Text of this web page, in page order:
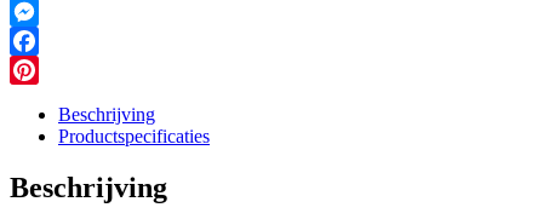
WhatsApp
Messenger
Facebook
Beschrijving
Productspecificaties
Beschrijving